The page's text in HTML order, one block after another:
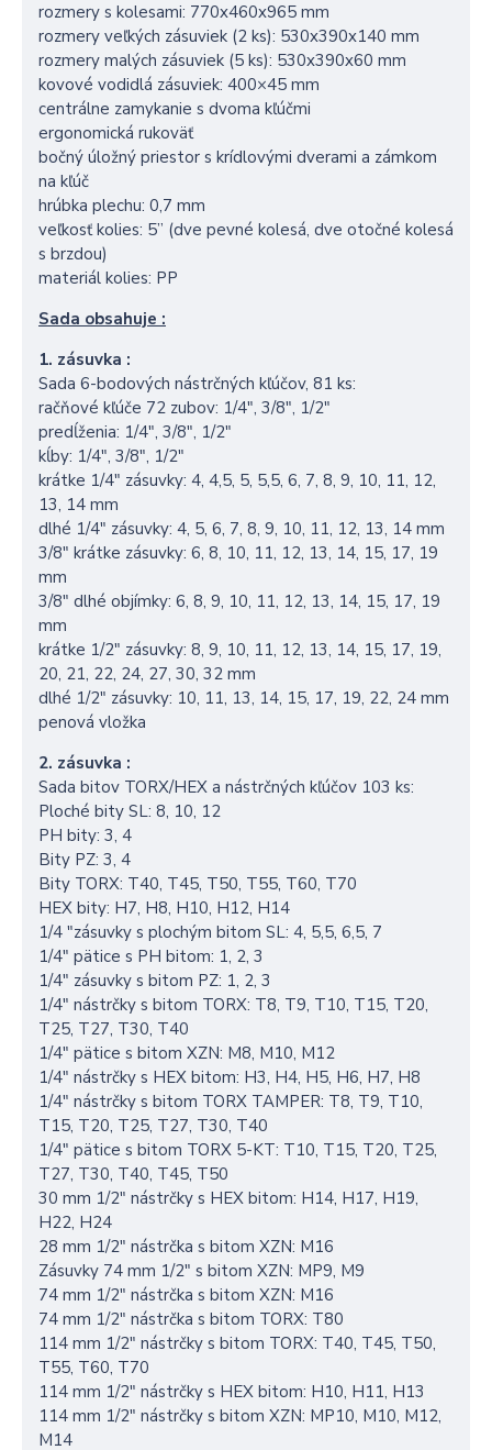
rozmery s kolesami: 770x460x965 mm
rozmery veľkých zásuviek (2 ks): 530x390x140 mm
rozmery malých zásuviek (5 ks): 530x390x60 mm
kovové vodidlá zásuviek: 400×45 mm
centrálne zamykanie s dvoma kľúčmi
ergonomická rukoväť
bočný úložný priestor s krídlovými dverami a zámkom
na kľúč
hrúbka plechu: 0,7 mm
veľkosť kolies: 5” (dve pevné kolesá, dve otočné kolesá
s brzdou)
materiál kolies: PP
Sada obsahuje :
1. zásuvka :
Sada 6-bodových nástrčných kľúčov, 81 ks:
račňové kľúče 72 zubov: 1/4″, 3/8″, 1/2″
predĺženia: 1/4″, 3/8″, 1/2″
kĺby: 1/4″, 3/8″, 1/2″
krátke 1/4″ zásuvky: 4, 4,5, 5, 5,5, 6, 7, 8, 9, 10, 11, 12,
13, 14 mm
dlhé 1/4″ zásuvky: 4, 5, 6, 7, 8, 9, 10, 11, 12, 13, 14 mm
3/8″ krátke zásuvky: 6, 8, 10, 11, 12, 13, 14, 15, 17, 19
mm
3/8″ dlhé objímky: 6, 8, 9, 10, 11, 12, 13, 14, 15, 17, 19
mm
krátke 1/2″ zásuvky: 8, 9, 10, 11, 12, 13, 14, 15, 17, 19,
20, 21, 22, 24, 27, 30, 32 mm
dlhé 1/2″ zásuvky: 10, 11, 13, 14, 15, 17, 19, 22, 24 mm
penová vložka
2. zásuvka :
Sada bitov TORX/HEX a nástrčných kľúčov 103 ks:
Ploché bity SL: 8, 10, 12
PH bity: 3, 4
Bity PZ: 3, 4
Bity TORX: T40, T45, T50, T55, T60, T70
HEX bity: H7, H8, H10, H12, H14
1/4 "zásuvky s plochým bitom SL: 4, 5,5, 6,5, 7
1/4″ pätice s PH bitom: 1, 2, 3
1/4″ zásuvky s bitom PZ: 1, 2, 3
1/4″ nástrčky s bitom TORX: T8, T9, T10, T15, T20,
T25, T27, T30, T40
1/4″ pätice s bitom XZN: M8, M10, M12
1/4″ nástrčky s HEX bitom: H3, H4, H5, H6, H7, H8
1/4″ nástrčky s bitom TORX TAMPER: T8, T9, T10,
T15, T20, T25, T27, T30, T40
1/4″ pätice s bitom TORX 5-KT: T10, T15, T20, T25,
T27, T30, T40, T45, T50
30 mm 1/2″ nástrčky s HEX bitom: H14, H17, H19,
H22, H24
28 mm 1/2″ nástrčka s bitom XZN: M16
Zásuvky 74 mm 1/2″ s bitom XZN: MP9, M9
74 mm 1/2″ nástrčka s bitom XZN: M16
74 mm 1/2″ nástrčka s bitom TORX: T80
114 mm 1/2″ nástrčky s bitom TORX: T40, T45, T50,
T55, T60, T70
114 mm 1/2″ nástrčky s HEX bitom: H10, H11, H13
114 mm 1/2″ nástrčky s bitom XZN: MP10, M10, M12,
M14